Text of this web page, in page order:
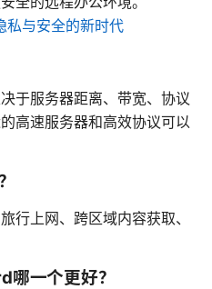
私与安全的新时代
于服务器距离、带宽、协议
高速服务器和高效协议可以
行上网、跨区域内容获取、
一个更好？